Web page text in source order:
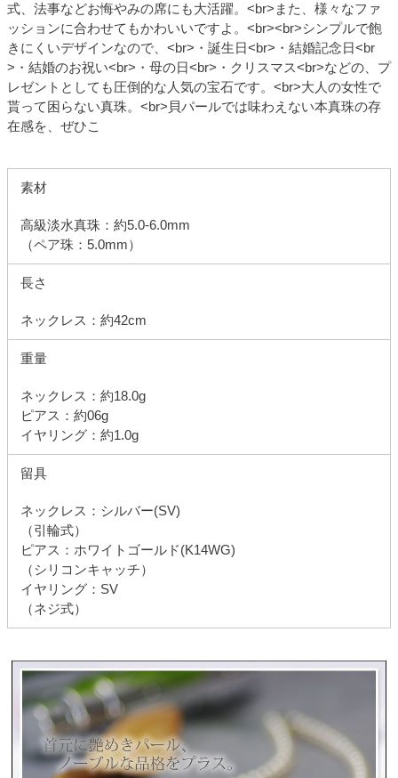
式、法事などお悔やみの席にも大活躍。<br>また、様々なファ
ッションに合わせてもかわいいですよ。<br><br>シンプルで飽
きにくいデザインなので、<br>・誕生日<br>・結婚記念日<br
>・結婚のお祝い<br>・母の日<br>・クリスマス<br>などの、プ
レゼントとしても圧倒的な人気の宝石です。<br>大人の女性で
貰って困らない真珠。<br>貝パールでは味わえない本真珠の存
在感を、ぜひこ
素材
高級淡水真珠：約5.0-6.0mm
（ペア珠：5.0mm）
長さ
ネックレス：約42cm
重量
ネックレス：約18.0g
ピアス：約06g
イヤリング：約1.0g
留具
ネックレス：シルバー(SV)
（引輪式）
ピアス：ホワイトゴールド(K14WG)
（シリコンキャッチ）
イヤリング：SV
（ネジ式）